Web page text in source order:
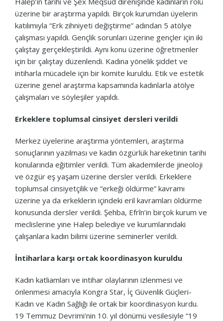
üzerine bir araştırma yapıldı. Birçok kurumdan üyelerin
katılımıyla “Erk zihniyeti değiştirme” adından 5 atölye
çalışması yapıldı. Gençlik sorunları üzerine gençler için iki
çalıştay gerçekleştirildi. Aynı konu üzerine öğretmenler
için bir çalıştay düzenlendi. Kadına yönelik şiddet ve
intiharla mücadele için bir komite kuruldu. Etik ve estetik
üzerine genel araştırma kapsamında kadınlarla atölye
çalışmaları ve söyleşiler yapıldı.
Erkeklere toplumsal cinsiyet dersleri verildi
Merkez üyelerine araştırma yöntemleri, araştırma
sonuçlarının yazılması ve kadın özgürlük hareketinin tarihi
konularında eğitimler verildi. Tüm akademilerde jineoloji
ve özgür eş yaşam üzerine dersler verildi. Erkeklere
toplumsal cinsiyetçilik ve “erkeği öldürme” kavramı
üzerine ya da erkeklerin içindeki eril kavramları öldürme
konusunda dersler verildi. Şehba, Efrîn’in birçok kurum ve
meclislerine yine Halep belediye ve kurumlarındaki
çalışanlara kadın bilimi üzerine seminerler verildi.
İntiharlara karşı ortak koordinasyon kuruldu
Kadın katliamları ve intihar olaylarının izlenmesi ve
önlenmesi amacıyla Kongra Star, İç Güvenlik Güçleri-
Kadın ve Kadın Sağlığı ile ortak bir koordinasyon kurdu.
19 Temmuz Devrimi'nin 10. yıl dönümü vesilesiyle “19